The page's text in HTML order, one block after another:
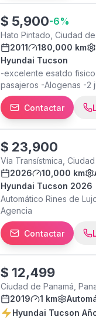
$ 5,900-6%
Hato Pintado, Ciudad de
2011
180,000 km
Hyundai Tucson
-excelente esatdo
pasajeros -Alogenas -2
Contactar
$ 23,900
Vía Transístmica,
2026
10,000 km
Hyundai Tucson 2026
Automático Rines de
Agencia
Contactar
$ 12,499
Ciudad de Panamá,
2019
1 km
Hyundai Tucson